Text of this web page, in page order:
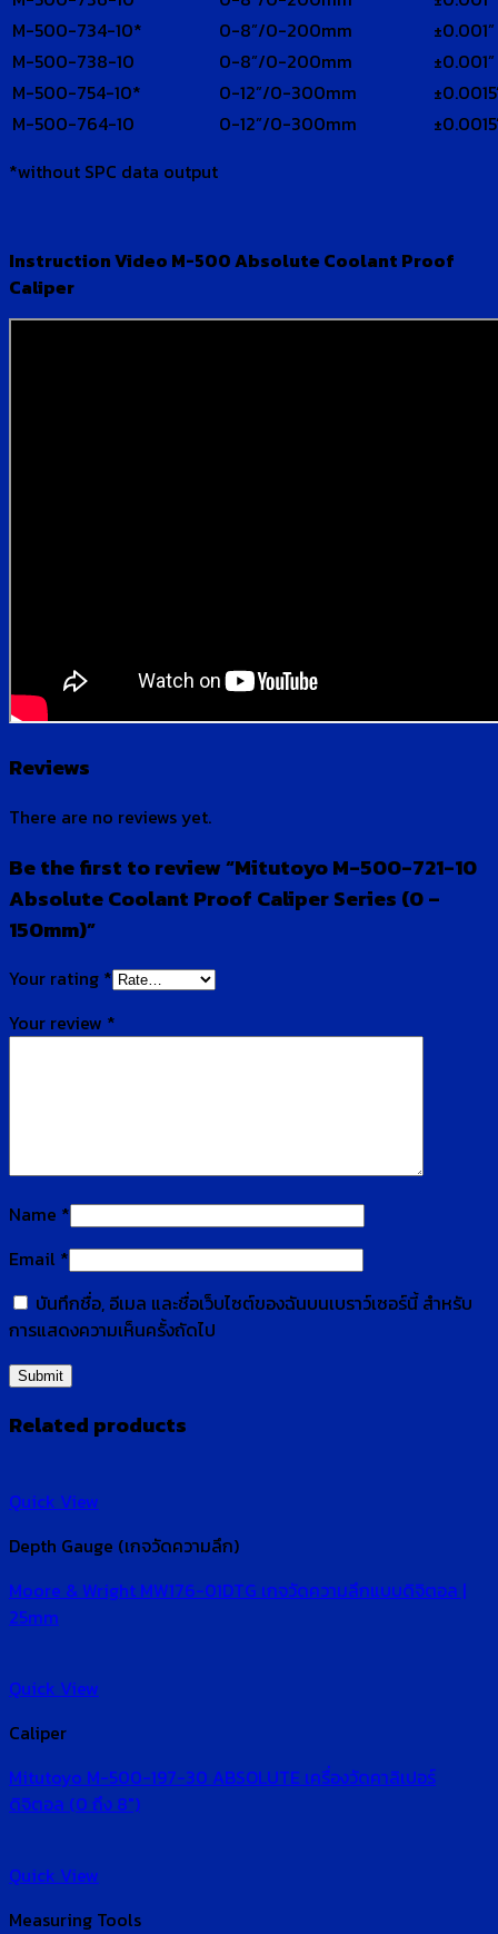
M-500-734-10*
0-8”/0-200mm
±0.001”
M-500-738-10
0-8”/0-200mm
±0.001”
M-500-754-10*
0-12”/0-300mm
M-500-764-10
0-12”/0-300mm
*without SPC data output
Instruction Video M-500 Absolute Coolant Proof
Caliper
Reviews
There are no reviews yet.
Be the first to review “Mitutoyo M-500-721-10
Absolute Coolant Proof Caliper Series (0 –
150mm)”
Your rating *
Your review *
Name *
Email *
บันทึกชื่อ, อีเมล และชื่อเว็บไซต์ของฉันบนเบราว์เซอร์นี้ สำหรับ
การแสดงความเห็นครั้งถัดไป
Related products
Quick View
Depth Gauge (เกจวัดความลึก)
Moore & Wright MW176-01DTG เกจวัดความลึกแบบดิจิตอล |
25mm
Quick View
Caliper
Mitutoyo M-500-197-30 ABSOLUTE เครื่องวัดคาลิเปอร์
ดิจิตอล (0 ถึง 8″)
Quick View
Measuring Tools